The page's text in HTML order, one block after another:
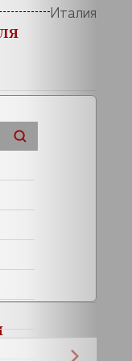
Италия